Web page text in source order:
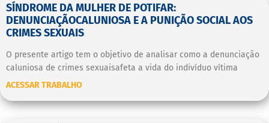
SÍNDROME DA MULHER DE POTIFAR:
DENUNCIAÇÃOCALUNIOSA E A PUNIÇÃO SOCIAL AOS
CRIMES SEXUAIS
O presente artigo tem o objetivo de analisar como a denunciação
caluniosa de crimes sexuaisafeta a vida do indivíduo vítima
ACESSAR TRABALHO